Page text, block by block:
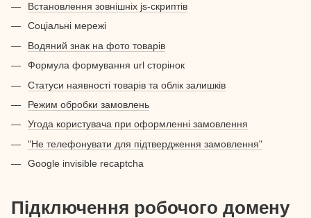
Встановлення зовнішніх js-скриптів
Соціальні мережі
Водяний знак на фото товарів
Формула формування url сторінок
Статуси наявності товарів та облік залишків
Режим обробки замовлень
Угода користувача при оформленні замовлення
"Не телефонувати для підтвердження замовлення"
Google invisible recaptcha
Підключення робочого домену